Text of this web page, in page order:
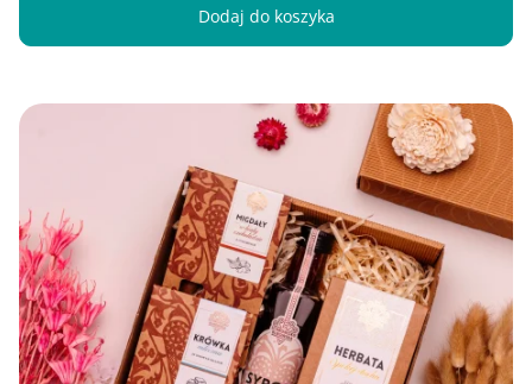
Dodaj do koszyka